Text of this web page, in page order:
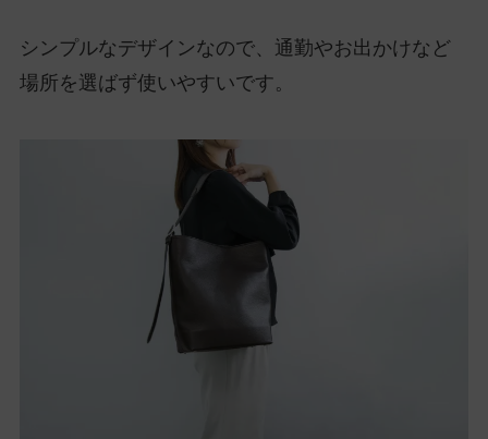
シンプルなデザインなので、通勤やお出かけなど
場所を選ばず使いやすいです。